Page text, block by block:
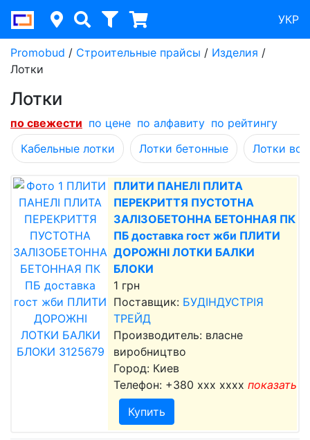
УКР
Promobud / Строительные прайсы / Изделия /
Лотки
Лотки
по cвежести по цене по алфавиту по рейтингу
Кабельные лотки
Лотки бетонные Лотки
ПЛИТИ ПАНЕЛІ ПЛИТА
ПЕРЕКРИТТЯ ПУСТОТНА
ЗАЛІЗОБЕТОННА БЕТОННАЯ ПК
ПБ доставка гост жби ПЛИТИ
ДОРОЖНІ ЛОТКИ БАЛКИ
БЛОКИ
1 грн
Поставщик: БУДІНДУСТРІЯ
ТРЕЙД
Производитель: власне
виробництво
Город: Киев
Телефон: +380 xxx xxxx показать
Купить